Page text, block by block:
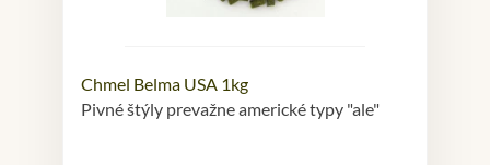
Chmel Belma USA 1kg
Pivné štýly prevažne americké typy "ale"